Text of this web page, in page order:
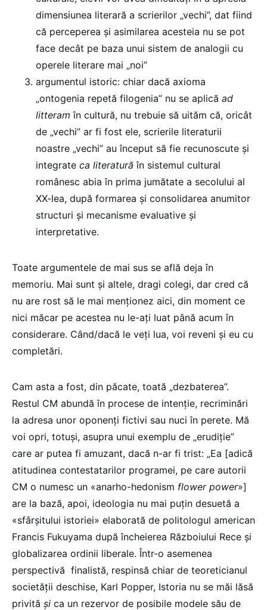
dimensiunea literară a scrierilor „vechi”, dat fiind
că perceperea și asimilarea acesteia nu se pot
face decât pe baza unui sistem de analogii cu
operele literare mai „noi”
argumentul istoric: chiar dacă axioma
„ontogenia repetă filogenia” nu se aplică ad
litteram în cultură, nu trebuie să uităm că, oricât
de „vechi” ar fi fost ele, scrierile literaturii
noastre „vechi” au început să fie recunoscute și
integrate ca literatură în sistemul cultural
românesc abia în prima jumătate a secolului al
XX-lea, după formarea și consolidarea anumitor
structuri și mecanisme evaluative și
interpretative.
Toate argumentele de mai sus se află deja în
memoriu. Mai sunt și altele, dragi colegi, dar cred că
nu are rost să le mai menționez aici, din moment ce
nici măcar pe acestea nu le-ați luat până acum în
considerare. Când/dacă le veți lua, voi reveni și eu cu
completări.
Cam asta a fost, din păcate, toată „dezbaterea”.
Restul CM abundă în procese de intenție, recriminări
la adresa unor oponenți fictivi sau nuci în perete. Mă
voi opri, totuși, asupra unui exemplu de „erudiție”
care ar putea fi amuzant, dacă n-ar fi trist: „Ea [adică
atitudinea contestatarilor programei, pe care autorii
CM o numesc un «anarho-hedonism flower power»]
are la bază, apoi, ideologia nu mai puțin desuetă a
«sfârșitului istoriei» elaborată de politologul american
Francis Fukuyama după încheierea Războiului Rece și
globalizarea ordinii liberale. Într-o asemenea
perspectivă finalistă, respinsă chiar de teoreticianul
societății deschise, Karl Popper, Istoria nu se măi lăsă
privită și ca un rezervor de posibile modele său de